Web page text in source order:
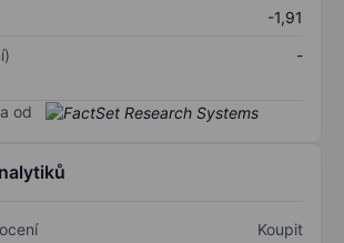
-1,91
-
od
Koupit